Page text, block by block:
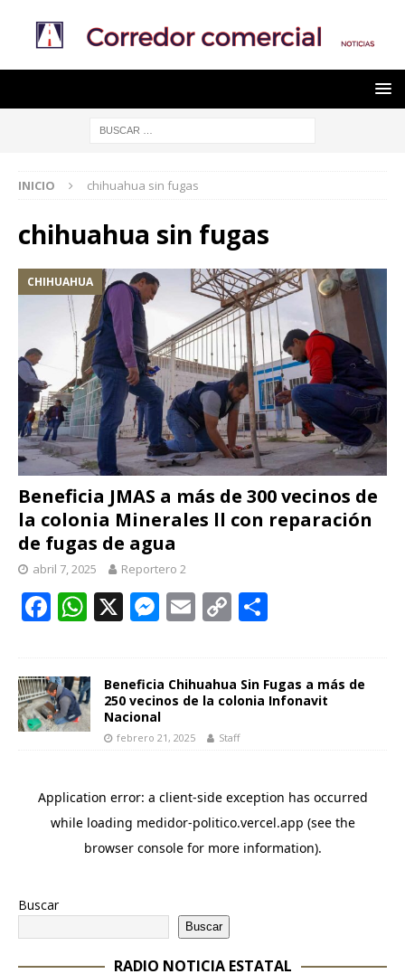
INICIO chihuahua sin fugas
chihuahua sin fugas
CHIHUAHUA
Beneficia JMAS a más de 300 vecinos de
la colonia Minerales ll con reparación
de fugas de agua
abril 7, 2025 Reportero 2
F
b
o
W
s
A
p
X M
e
n
g
E
l
C
y
n
p
Beneficia Chihuahua Sin Fugas a más de
250 vecinos de la colonia Infonavit
Nacional
febrero 21, 2025 Staff
Buscar
Buscar
RADIO NOTICIA ESTATAL